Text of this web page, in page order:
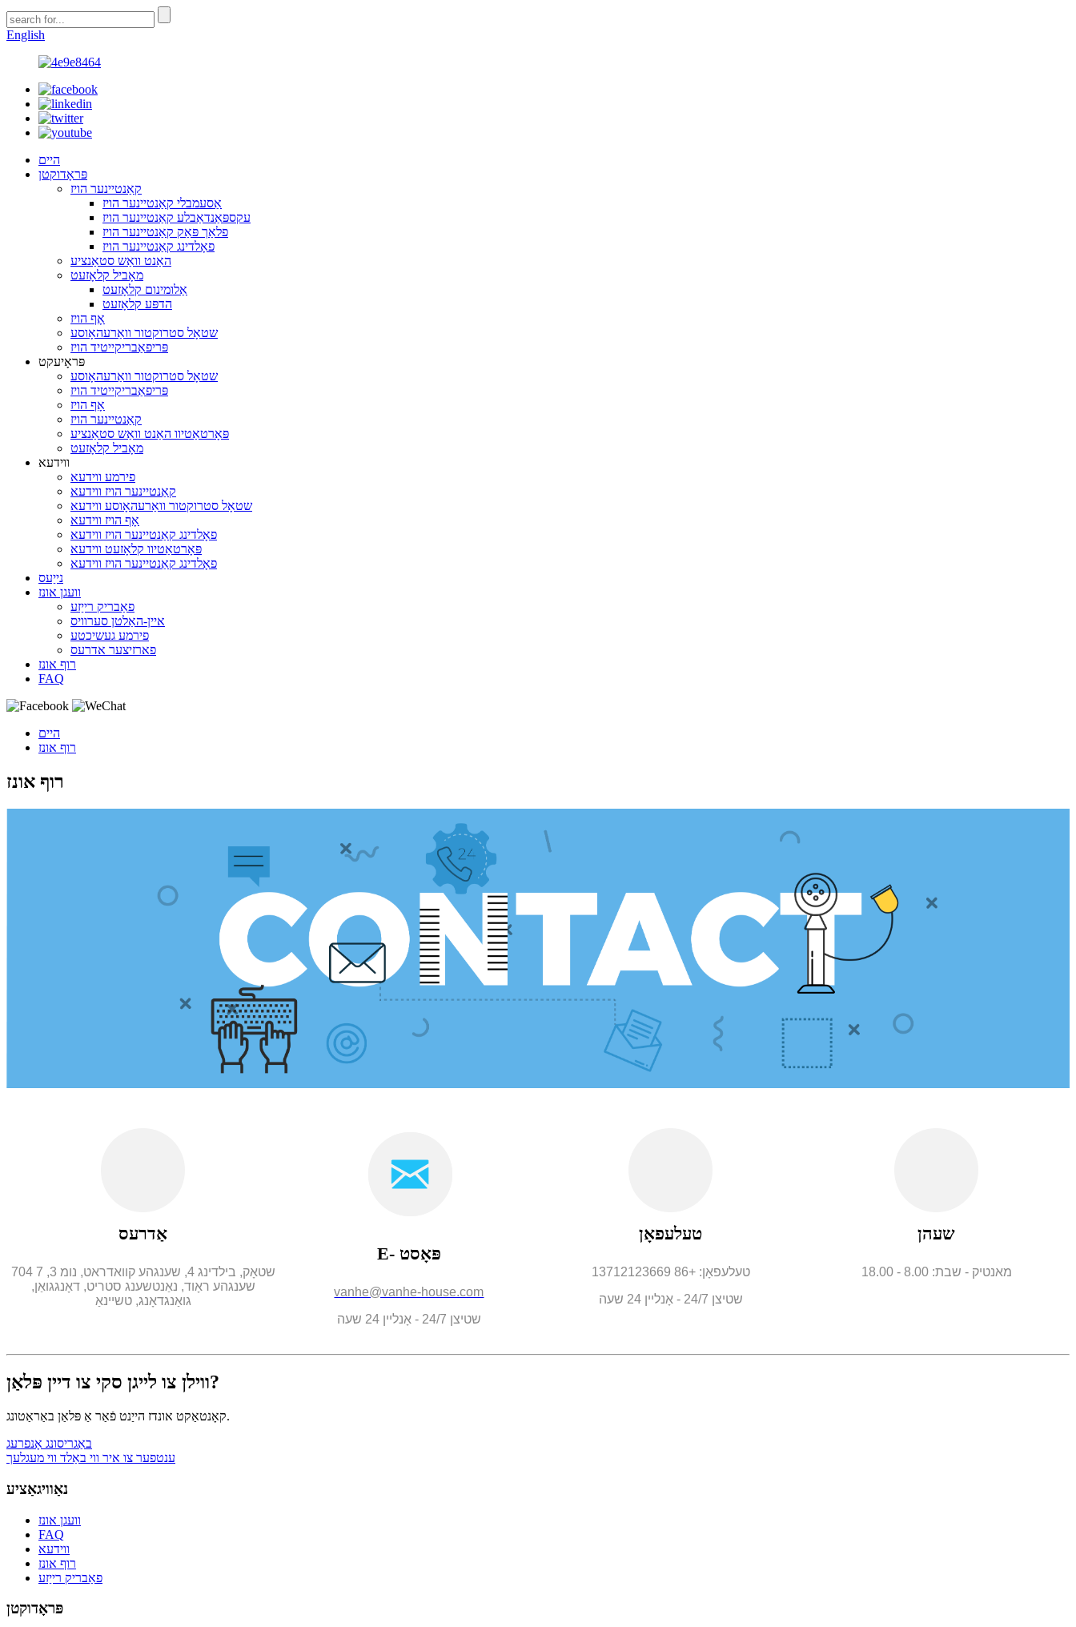
English
היים
פּראָדוקטן
קאַנטיינער הויז
אַסעמבלי קאַנטיינער הויז
עקספּאַנדאַבלע קאַנטיינער הויז
פלאַך פּאַק קאַנטיינער הויז
פאָלדינג קאַנטיינער הויז
האַנט וואַש סטאַנציע
מאָביל קלאָזעט
אַלומינום קלאָזעט
הדפּע קלאָזעט
אָף הויז
שטאָל סטרוקטור וואַרעהאָוסע
פּריפאַבריקייטיד הויז
פּראָיעקט
שטאָל סטרוקטור וואַרעהאָוסע
פּריפאַבריקייטיד הויז
אָף הויז
קאַנטיינער הויז
פּאָרטאַטיוו האַנט וואַש סטאַנציע
מאָביל קלאָזעט
ווידעא
פירמע ווידעא
קאַנטיינער הויז ווידעא
שטאָל סטרוקטור וואַרעהאָוסע ווידעא
אָף הויז ווידעא
פאָלדינג קאַנטיינער הויז ווידעא
פּאָרטאַטיוו קלאָזעט ווידעא
פאָלדינג קאַנטיינער הויז ווידעא
נייַעס
וועגן אונז
פאַבריק רייַזע
איין-האַלטן סערוויס
פירמע געשיכטע
פארזיצער אדרעס
רוף אונז
FAQ
היים
רוף אונז
רוף אונז
אַדרעס
704 7 שטאָק, בילדינג 4, שענגהע קוואדראט, נומ 3,
שענגהע ראָוד, נאַנטשענג סטריט, דאָנגגואַן,
גואַנגדאָנג, טשיינאַ
E- פּאָסט
vanhe@vanhe-house.com
שטיצן 24/7 - אָנליין 24 שעה
טעלעפאָן
טעלעפאָן: +86 13712123669
שטיצן 24/7 - אָנליין 24 שעה
שעהן
מאנטיק - שבת: 8.00 - 18.00
ווילן צו לייגן סקי צו דיין פּלאַן?
קאָנטאַקט אונדז הייַנט פֿאַר אַ פּלאַן באַראַטונג.
באַגריסונג אָנפרעג
ענטפער צו איר ווי באַלד ווי מעגלעך
נאַוויגאַציע
וועגן אונז
FAQ
ווידעא
רוף אונז
פאַבריק רייַזע
פּראָדוקטן